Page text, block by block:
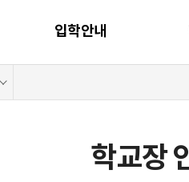
입학안내
학교장